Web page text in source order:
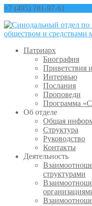
+7 (495) 781-97-61
Патриарх
Биография
Приветствия
Интервью
Послания
Проповеди
Программа
Об отделе
Общая
Структура
Руководство
Контакты
Деятельность
структурами